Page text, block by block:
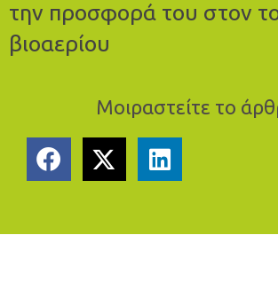
την προσφορά του στον
βιοαερίου
Μοιραστείτε το